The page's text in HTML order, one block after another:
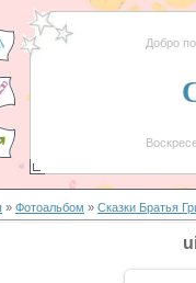
Добро
» Фотоальбом » Сказки Братья